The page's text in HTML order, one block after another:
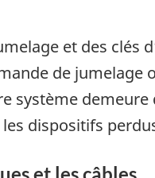
et des
de jumelage
système demeure
dispositifs
et les câbles